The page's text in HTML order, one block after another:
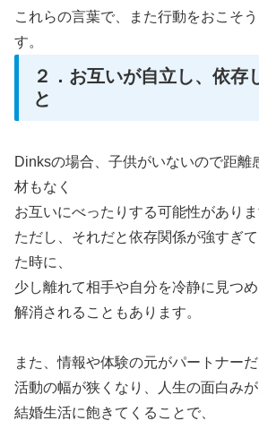
これらの言葉で、また行動をおこそ
す。
２．お互いが自立し、依存
と
Dinksの場合、子供がいないので距離
材もなく
お互いにべったりする可能性がありま
ただし、それだと依存関係が強すぎ
た時に、
少し離れて相手や自分を冷静に見つめ
解消されることもあります。
また、情報や体験の元がパートナー
活動の幅が狭くなり、人生の面白みが
結婚生活に飽きてくることで、